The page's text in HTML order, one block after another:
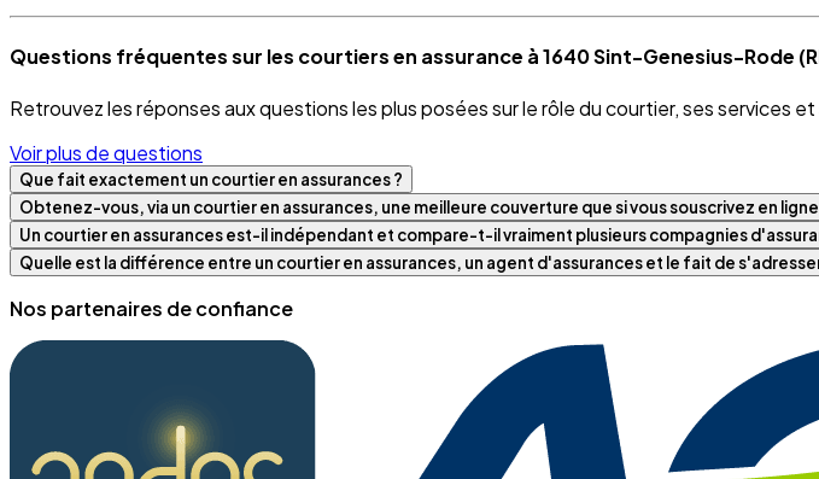
Questions fréquentes sur les courtiers en assurance à 1640 Sint-Genesius-Rode
Retrouvez les réponses aux questions les plus posées sur le rôle du courtier, ses services
Voir plus de questions
Que fait exactement un courtier en assurances ?
Obtenez-vous, via un courtier en assurances, une meilleure couverture que si vous souscrivez en
Un courtier en assurances est-il indépendant et compare-t-il vraiment plusieurs compagnies
Quelle est la différence entre un courtier en assurances, un agent d'assurances et le fait de
Nos partenaires de confiance